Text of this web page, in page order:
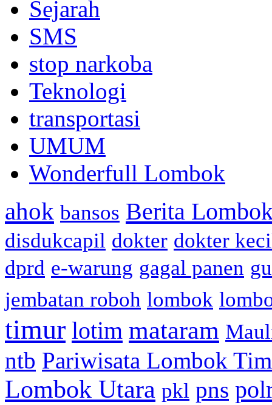
Sejarah
SMS
stop narkoba
Teknologi
transportasi
UMUM
Wonderfull Lombok
ahok bansos Berita
disdukcapil dokter dokter
dprd e-warung gagal panen
jembatan roboh lombok
timur lotim mataram
ntb Pariwisata Lombok
Lombok Utara pkl pns